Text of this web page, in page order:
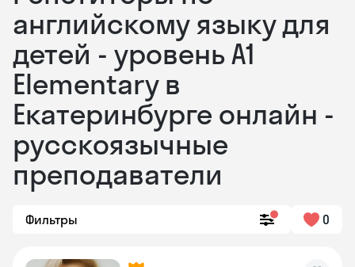
английскому языку для
детей - уровень А1
Elementary в
Екатеринбурге онлайн -
русскоязычные
преподаватели
Фильтры 0
Skysmart Chat